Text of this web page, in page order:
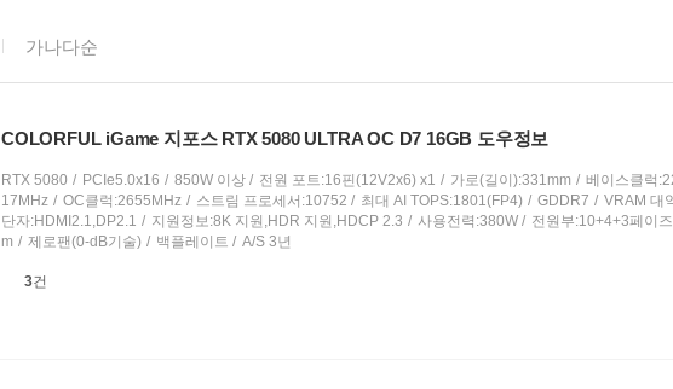
가나다순
COLORFUL iGame 지포스 RTX 5080 ULTRA OC D7 16GB 도우정보
RTX 5080 PCIe5.0x16 850W 이상 전원 포트:16핀(12V2x6) x1 가로(길이):331mm 베이스클럭
17MHz
OC클럭:2655MHz 스트림 프로세서:10752 최대 AI TOPS:1801(FP4) GDDR7 VRAM 대
단자:HDMI2.1,DP2.1
지원정보:8K 지원,HDR 지원,HDCP 2.3 사용전력:380W 전원부:10+4+3페이즈
m
제로팬(0-dB기술) 백플레이트 A/S 3년
상
3건